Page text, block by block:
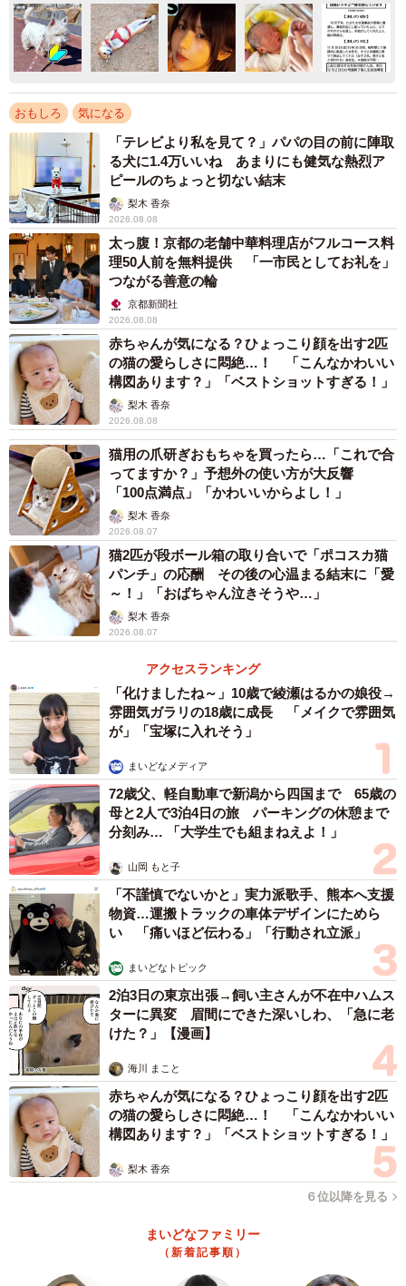
おもしろ 気になる
「テレビより私を見て？」パパの目の前に陣取
る犬に1.4万いいね あまりにも健気な熱烈ア
ピールのちょっと切ない結末
梨木 香奈
2026.08.08
太っ腹！京都の老舗中華料理店がフルコース料
理50人前を無料提供 「一市民としてお礼を」
つながる善意の輪
京都新聞社
2026.08.08
赤ちゃんが気になる？ひょっこり顔を出す2匹
の猫の愛らしさに悶絶…！ 「こんなかわいい
構図あります？」「ベストショットすぎる！」
梨木 香奈
2026.08.08
猫用の爪研ぎおもちゃを買ったら…「これで合
ってますか？」予想外の使い方が大反響
「100点満点」「かわいいからよし！」
梨木 香奈
2026.08.07
猫2匹が段ボール箱の取り合いで「ポコスカ猫
パンチ」の応酬 その後の心温まる結末に「愛
～！」「おばちゃん泣きそうや…」
梨木 香奈
2026.08.07
アクセスランキング
「化けましたね～」10歳で綾瀬はるかの娘役→
雰囲気ガラリの18歳に成長 「メイクで雰囲気
が」「宝塚に入れそう」
まいどなメディア
72歳父、軽自動車で新潟から四国まで 65歳の
母と2人で3泊4日の旅 パーキングの休憩まで
分刻み… 「大学生でも組まねえよ！」
山岡 もと子
「不謹慎でないかと」実力派歌手、熊本へ支援
物資…運搬トラックの車体デザインにためら
い 「痛いほど伝わる」「行動され立派」
まいどなトピック
2泊3日の東京出張→飼い主さんが不在中ハムス
ターに異変 眉間にできた深いしわ、「急に老
けた？」【漫画】
海川 まこと
赤ちゃんが気になる？ひょっこり顔を出す2匹
の猫の愛らしさに悶絶…！ 「こんなかわいい
構図あります？」「ベストショットすぎる！」
梨木 香奈
６位以降を見る
まいどなファミリー
（新着記事順）